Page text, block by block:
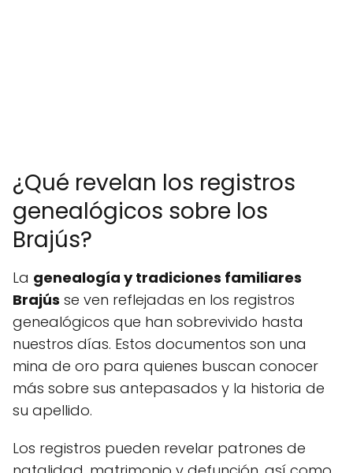
¿Qué revelan los registros
genealógicos sobre los
Brajús?
La genealogía y tradiciones familiares
Brajús se ven reflejadas en los registros
genealógicos que han sobrevivido hasta
nuestros días. Estos documentos son una
mina de oro para quienes buscan conocer
más sobre sus antepasados y la historia de
su apellido.
Los registros pueden revelar patrones de